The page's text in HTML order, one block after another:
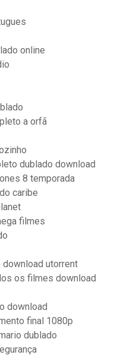
online
a orfã
dublado download
8 temporada
caribe
filmes
utorrent
os filmes download
download
final 1080p
dublado